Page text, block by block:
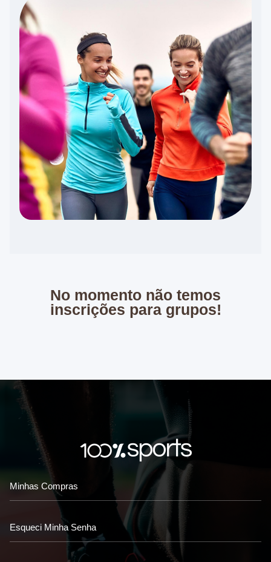
No momento não temos
inscrições para grupos!
Minhas Compras
Esqueci Minha Senha